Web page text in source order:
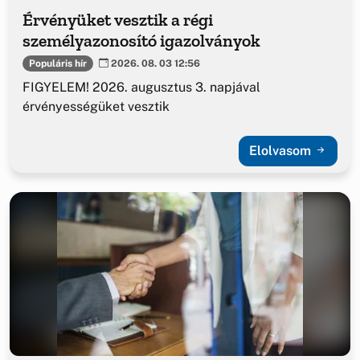
Érvényüket vesztik a régi
személyazonosító igazolványok
Populáris hír 2026. 08. 03 12:56
FIGYELEM! 2026. augusztus 3. napjával
érvényességüket vesztik
Elolvasom